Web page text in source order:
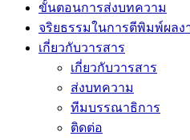
ขั้นตอนการส่งบทความ
จริยธรรมในการตีพิมพ์ผลง
เกี่ยวกับวารสาร
เกี่ยวกับวารสาร
ส่งบทความ
ทีมบรรณาธิการ
ติดต่อ